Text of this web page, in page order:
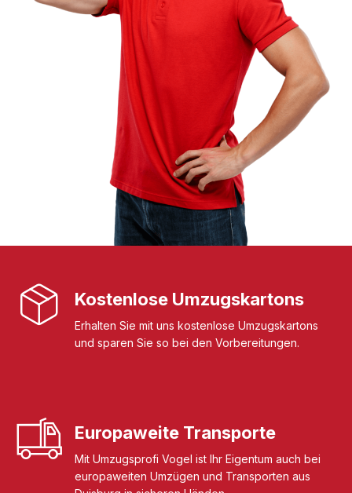
Kostenlose Umzugskartons
Erhalten Sie mit uns kostenlose Umzugskartons
und sparen Sie so bei den Vorbereitungen.
Europaweite Transporte
Mit Umzugsprofi Vogel ist Ihr Eigentum auch bei
europaweiten Umzügen und Transporten aus